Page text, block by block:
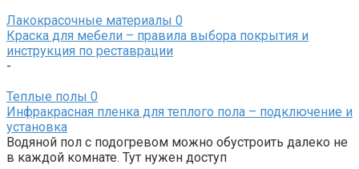
Лакокрасочные материалы 0
Краска для мебели – правила выбора покрытия и
инструкция по реставрации
-
Теплые полы 0
Инфракрасная пленка для теплого пола – подключение и
установка
Водяной пол с подогревом можно обустроить далеко не
в каждой комнате. Тут нужен доступ